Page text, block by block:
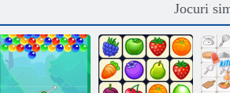
Jocuri